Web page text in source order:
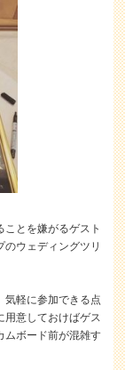
とを嫌がるゲスト
ウェディングツリ
気軽に参加できる点
用意しておけばゲス
ムボード前が混雑す